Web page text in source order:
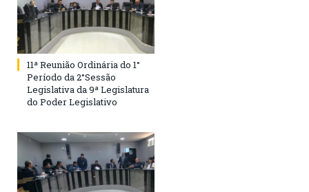
11ª Reunião Ordinária do 1°
Período da 2°Sessão
Legislativa da 9ª Legislatura
do Poder Legislativo